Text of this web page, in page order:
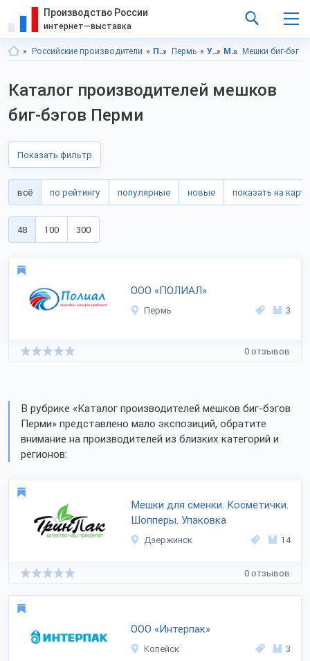
Производство России
интернет—выставка
Российские производители Пермский край Пермь Упаковка Мешки Мешки биг-бэг
Каталог производителей мешков
биг-бэгов Перми
Показать фильтр
всё по рейтингу популярные новые показать на карте
48 100 300
ООО «ПОЛИАЛ»
Пермь 3
0 отзывов
В рубрике «Каталог производителей мешков биг-бэгов
Перми» представлено мало экспозиций, обратите
внимание на производителей из близких категорий и
регионов:
Мешки для сменки. Косметички.
Шопперы. Упаковка
Дзержинск 14
0 отзывов
ООО «Интерпак»
Копейск 3